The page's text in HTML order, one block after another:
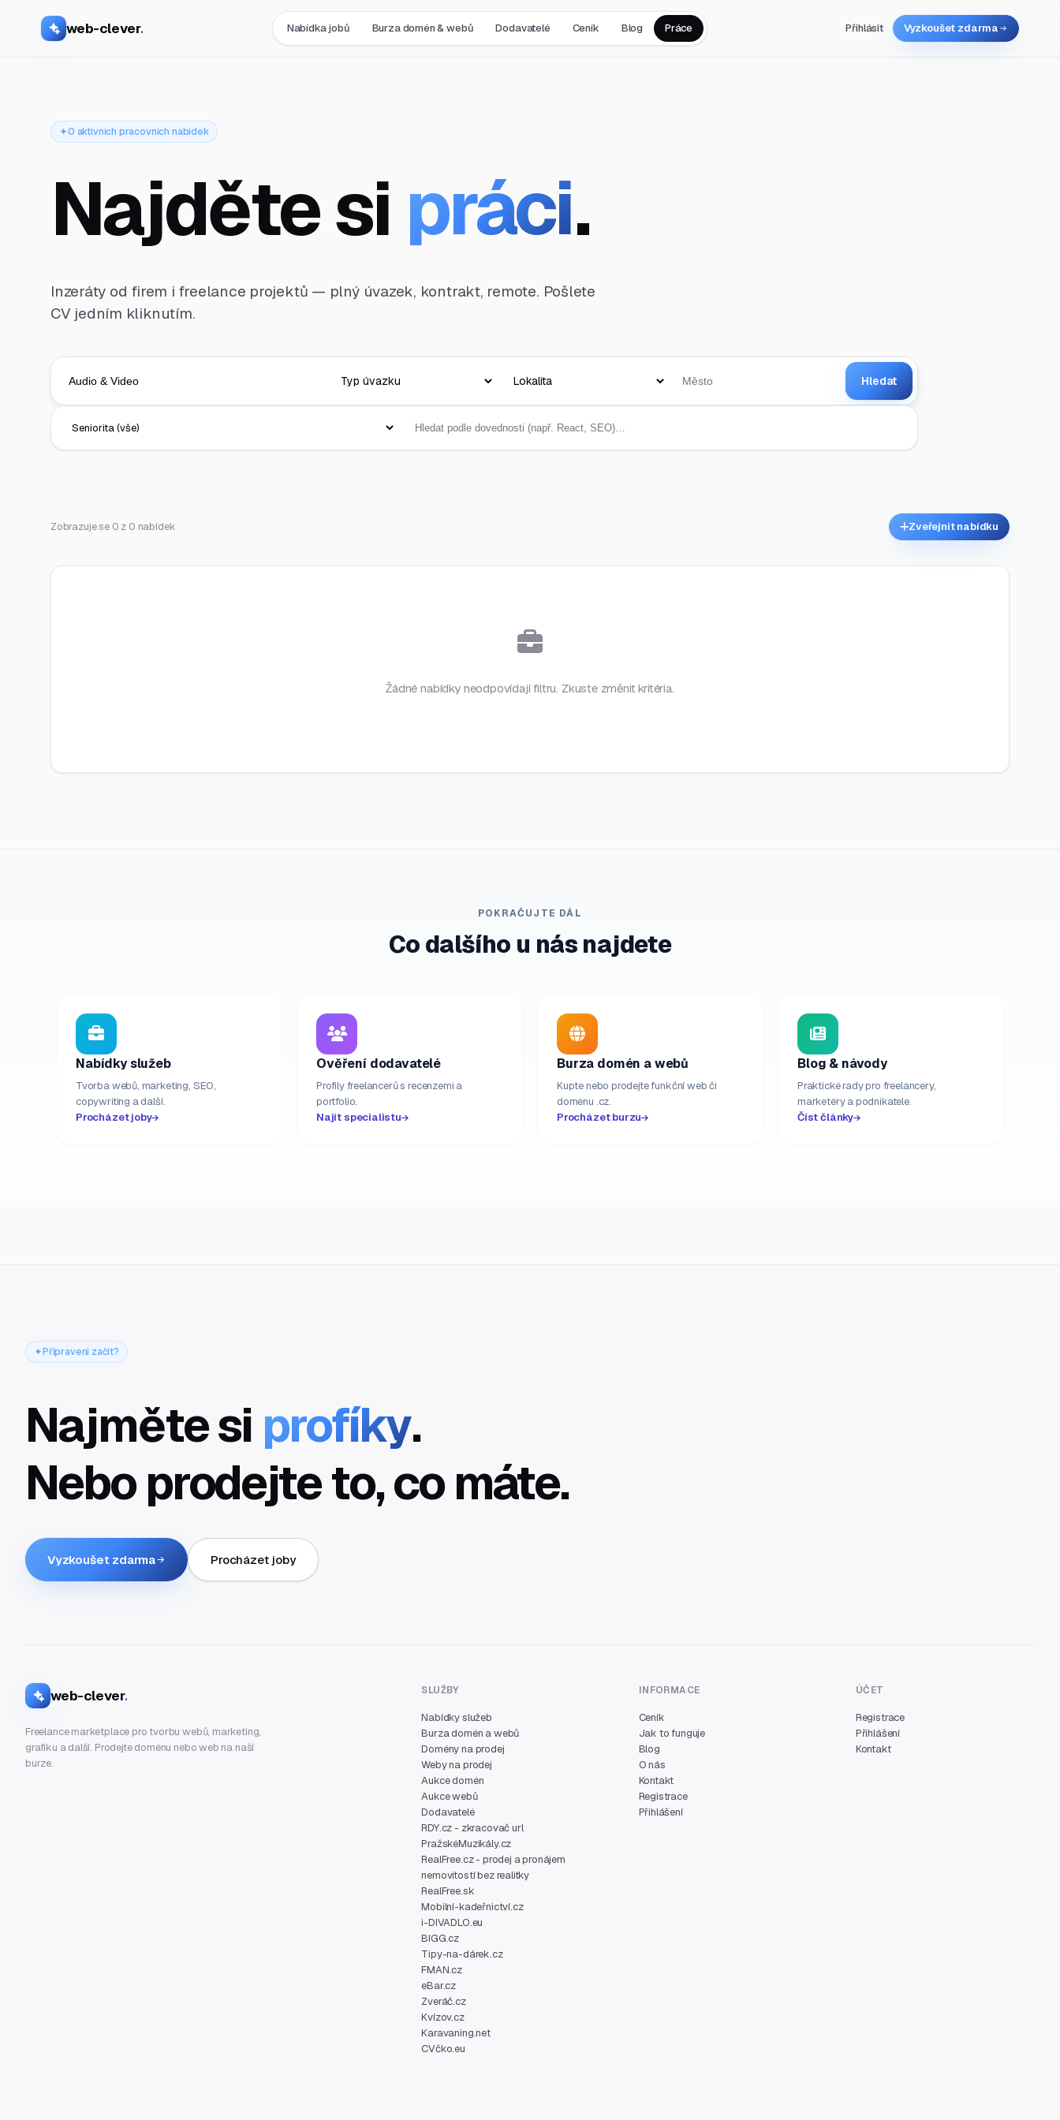
web-clever. Nabídka jobů Burza domén & webů Dodavatelé Ceník Blog Práce Přihlásit Vyzkoušet zdarma
0 aktivních pracovních nabídek
Najděte si práci.
Inzeráty od firem i freelance projektů — plný úvazek, kontrakt, remote. Pošlete
CV jedním kliknutím.
Hledat
Zobrazuje se 0 z 0 nabídek Zveřejnit nabídku
Žádné nabídky neodpovídají filtru. Zkuste změnit kritéria.
POKRAČUJTE DÁL
Co dalšího u nás najdete
Nabídky služeb
Tvorba webů, marketing, SEO,
copywriting a další.
Procházet joby
Ověření dodavatelé
Profily freelancerů s recenzemi a
portfolio.
Najít specialistu
Burza domén a webů
Kupte nebo prodejte funkční web či
doménu .cz.
Procházet burzu
Blog & návody
Praktické rady pro freelancery,
marketéry a podnikatele.
Číst články
Připraveni začít?
Najměte si profíky.
Nebo prodejte to, co máte.
Vyzkoušet zdarma Procházet joby
web-clever.
Freelance marketplace pro tvorbu webů, marketing,
grafiku a další. Prodejte doménu nebo web na naší
burze.
SLUŽBY
Nabídky služeb
Burza domén a webů
Domény na prodej
Weby na prodej
Aukce domén
Aukce webů
Dodavatelé
RDY.cz - zkracovač url
PražskéMuzikály.cz
RealFree.cz - prodej a pronájem
nemovitostí bez realitky
RealFree.sk
Mobilní-kadeřnictví.cz
i-DIVADLO.eu
BIGG.cz
Tipy-na-dárek.cz
FMAN.cz
eBar.cz
Zveráč.cz
Kvízov.cz
Karavaning.net
CVčko.eu
INFORMACE
Ceník
Jak to funguje
Blog
O nás
Kontakt
Registrace
Přihlášení
ÚČET
Registrace
Přihlášení
Kontakt